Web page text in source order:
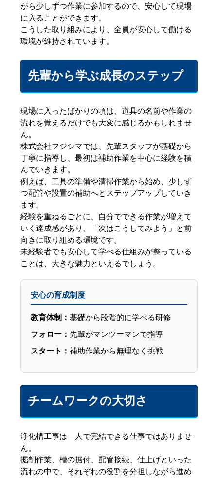
がら少しずつ作業に参加するので、安心して現場
に入ることができます。
こうした取り組みにより、全員が安心して働ける
環境が維持されています。
先輩から学ぶ成長のステップ
現場に入ったばかりの頃は、道具の名前や作業の
流れを覚えるだけでも大変に感じるかもしれませ
ん。
株式会社フジシマでは、先輩スタッフが基礎から
丁寧に指導し、最初は補助作業を中心に経験を積
んでいきます。
例えば、工具の準備や清掃作業から始め、少しず
つ配管や設置の補助へとステップアップしていき
ます。
経験を重ねるごとに、自分でできる作業が増えて
いく達成感があり、「次はこうしてみよう」と前
向きに取り組める環境です。
未経験者でも安心して学べる仕組みが整っている
ことは、大きな魅力といえるでしょう。
安心の育成制度
教育体制：基礎から段階的に学べる研修
フォロー： 先輩がマンツーマンで指導
スタート：補助作業から無理なく挑戦
チームワークの大切さ
浄化槽工事は一人で完結できる仕事ではありませ
ん。
掘削作業、槽の据付、配管接続、仕上げといった
流れの中で、それぞれの役割を分担しながら進め